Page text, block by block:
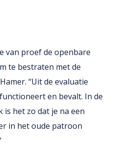
van proef de openbare
te bestraten met de
‘‘Uit de evaluatie
en bevalt. In de
is het zo dat je na een
in het oude patroon